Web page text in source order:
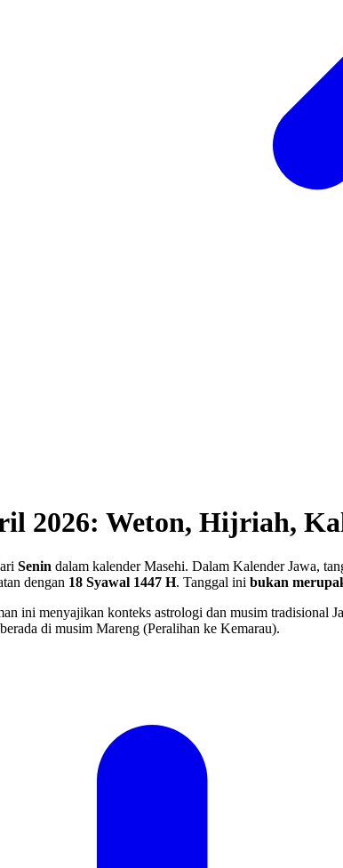
2026: Weton, Hijriah,
Senin dalam kalender Masehi. Dalam Kalender Jawa,
dengan 18 Syawal 1447 H. Tanggal ini bukan
ini menyajikan konteks astrologi dan musim tradisional
di musim Mareng (Peralihan ke Kemarau).